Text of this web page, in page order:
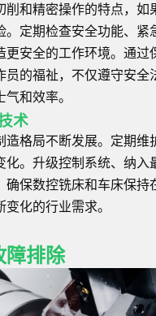
和精密操作的特点，如
。定期检查安全功能、紧
更安全的工作环境。通过
员的福祉，不仅遵守安全
和效率。
术
造格局不断发展。定期维
化。升级控制系统、纳入
确保数控铣床和车床保持
化的行业需求。
障排除